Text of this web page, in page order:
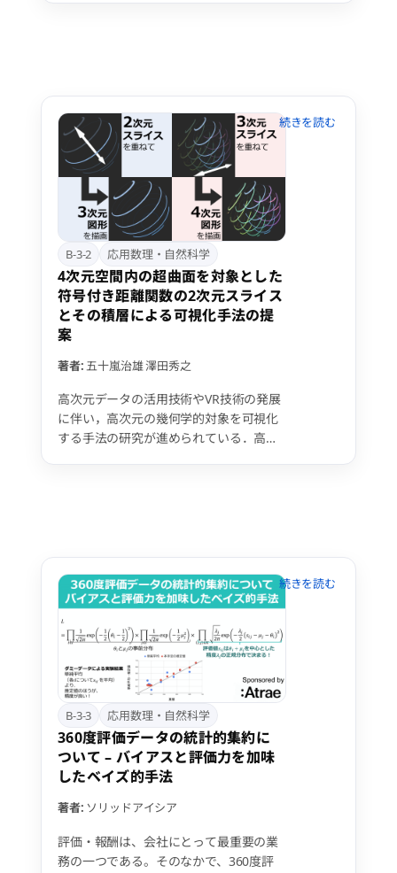
上の四角堰やオリフィスで近似できるこ
とを明らかにし，水位と流量の関係がオ
ームの法則に対応することを示す．
B-3-2 応用数理・自然科学
4次元空間内の超曲面を対象とした
符号付き距離関数の2次元スライス
とその積層による可視化手法の提
案
著者: 五十嵐治雄澤田秀之
高次元データの活用技術やVR技術の発展
に伴い，高次元の幾何学的対象を可視化
する手法の研究が進められている．高次
がりつつ滑らかに向きを変化させる特性
上，適切な可視化が難しい．これまでの
研究で，3次元や2次元のスライスを積層
し投影する手法が効果的であることが示
唆されているが，実装に必要となる自由
な方向からのリアルタイムの描画は実現
できていない．そこで本研究では，符号
付き距離関数を用いて，一般的な3Dグラ
フィクス環境で2次元スライスの積層を
自由かつ高速に描画できる可視化手法を
提案する．スライスは超曲面の起伏や大
域構造を滑らかに表現し，またその配置
をインタラクティブに変化させること
で，形状の特徴を余すことなく提示でき
B-3-3 応用数理・自然科学
360度評価データの統計的集約に
ついて – バイアスと評価力を加味
したベイズ的手法
著者: ソリッドアイシア
評価・報酬は、会社にとって最重要の業
務の一つである。そのなかで、360度評